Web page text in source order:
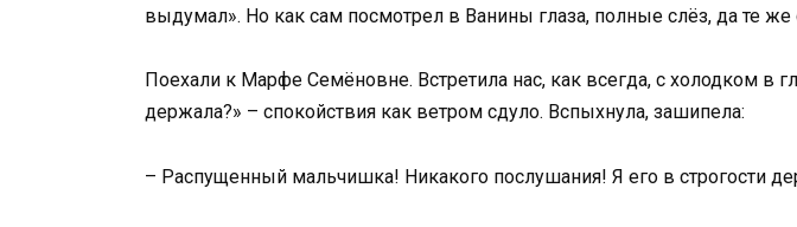
выдумал». Но как сам посмотрел в Ванины глаза, полные слёз, да те
Поехали к Марфе Семёновне. Встретила нас, как всегда, с холодком в
держала?» – спокойствия как ветром сдуло. Вспыхнула, зашипела:
– Распущенный мальчишка! Никакого послушания! Я его в строгости